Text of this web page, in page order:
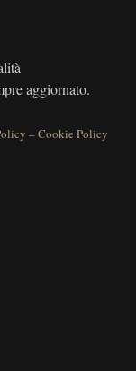
aggiornato.
–Cookie Policy